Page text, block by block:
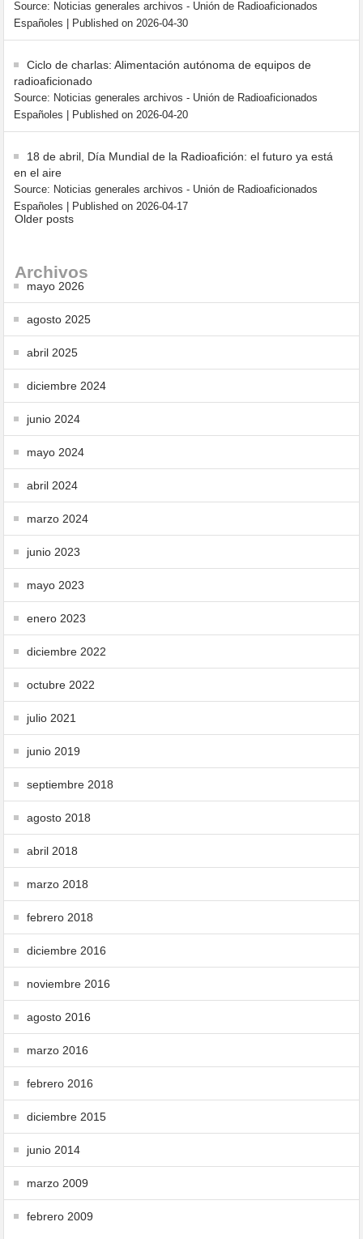
Source: Noticias generales archivos - Unión de Radioaficionados
Españoles
Published on 2026-04-30
Ciclo de charlas: Alimentación autónoma de equipos de
radioaficionado
Source: Noticias generales archivos - Unión de Radioaficionados
Españoles
Published on 2026-04-20
18 de abril, Día Mundial de la Radioafición: el futuro ya está
en el aire
Source: Noticias generales archivos - Unión de Radioaficionados
Españoles
Published on 2026-04-17
Older posts
Archivos
mayo 2026
agosto 2025
abril 2025
diciembre 2024
junio 2024
mayo 2024
abril 2024
marzo 2024
junio 2023
mayo 2023
enero 2023
diciembre 2022
octubre 2022
julio 2021
junio 2019
septiembre 2018
agosto 2018
abril 2018
marzo 2018
febrero 2018
diciembre 2016
noviembre 2016
agosto 2016
marzo 2016
febrero 2016
diciembre 2015
junio 2014
marzo 2009
febrero 2009